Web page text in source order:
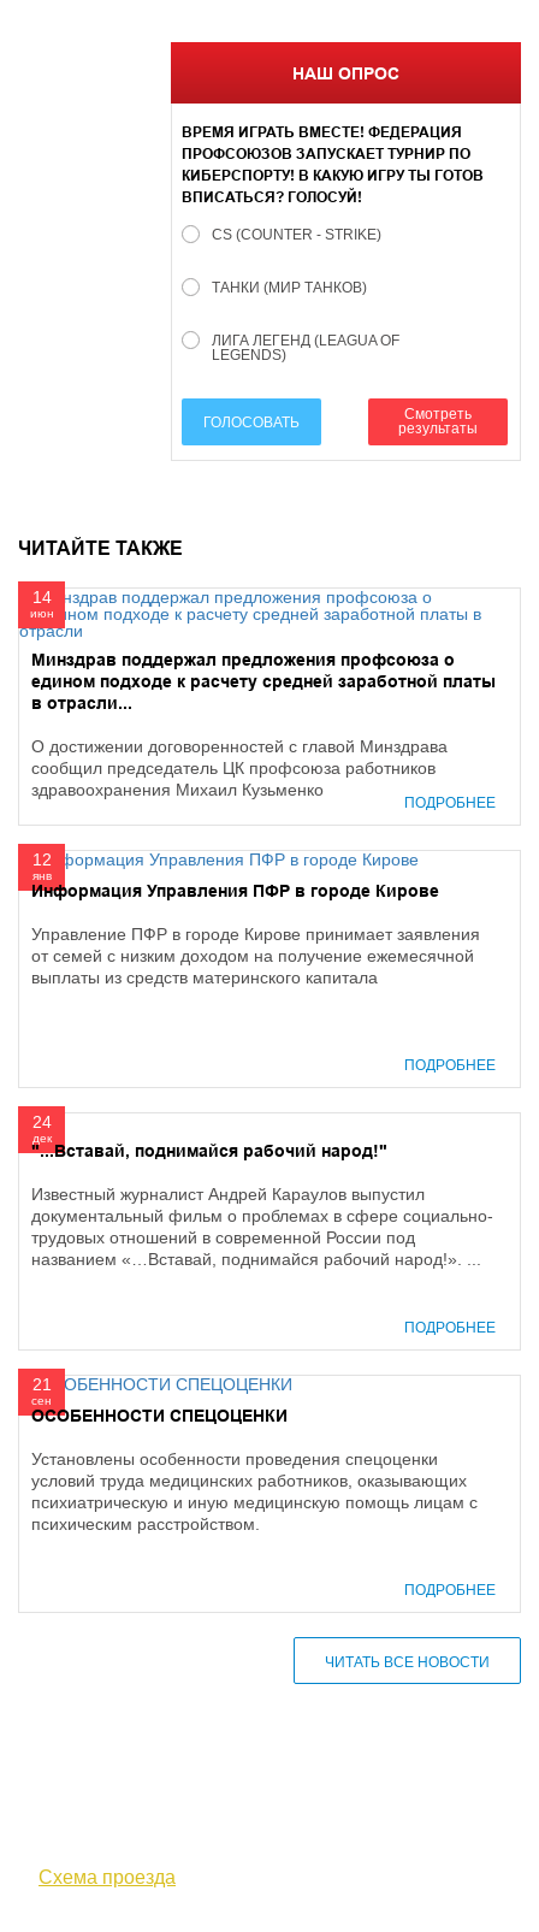
НАШ ОПРОС
ВРЕМЯ ИГРАТЬ ВМЕСТЕ! ФЕДЕРАЦИЯ
ПРОФСОЮЗОВ ЗАПУСКАЕТ ТУРНИР ПО
КИБЕРСПОРТУ! В КАКУЮ ИГРУ ТЫ ГОТОВ
ВПИСАТЬСЯ? ГОЛОСУЙ!
CS (COUNTER - STRIKE)
ТАНКИ (МИР ТАНКОВ)
ЛИГА ЛЕГЕНД (LEAGUA OF
LEGENDS)
ГОЛОСОВАТЬ
Смотреть
результаты
ЧИТАЙТЕ ТАКЖЕ
14
июн
Минздрав поддержал предложения профсоюза о
едином подходе к расчету средней заработной платы
в отрасли...
О достижении договоренностей с главой Минздрава
сообщил председатель ЦК профсоюза работников
здравоохранения Михаил Кузьменко
ПОДРОБНЕЕ
12
янв
Информация Управления ПФР в городе Кирове
Управление ПФР в городе Кирове принимает заявления
от семей с низким доходом на получение ежемесячной
выплаты из средств материнского капитала
ПОДРОБНЕЕ
24
дек
"...Вставай, поднимайся рабочий народ!"
Известный журналист Андрей Караулов выпустил
документальный фильм о проблемах в сфере социально-
трудовых отношений в современной России под
названием «…Вставай, поднимайся рабочий народ!». ...
ПОДРОБНЕЕ
21
сен
ОСОБЕННОСТИ СПЕЦОЦЕНКИ
Установлены особенности проведения спецоценки
условий труда медицинских работников, оказывающих
психиатрическую и иную медицинскую помощь лицам с
психическим расстройством.
ПОДРОБНЕЕ
ЧИТАТЬ ВСЕ НОВОСТИ
Схема проезда